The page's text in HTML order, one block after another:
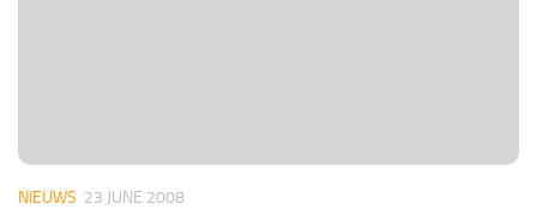
NIEUWS 23 JUNE 2008